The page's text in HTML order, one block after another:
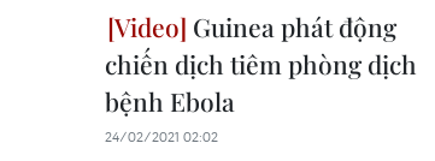
Guinea phát động
chiến dịch tiêm phòng dịch
bệnh Ebola
24/02/2021 02:02